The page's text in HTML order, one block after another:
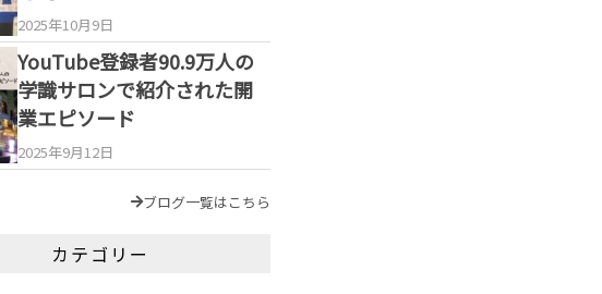
2025年10月9日
YouTube登録者90.9万人の
学識サロンで紹介された開
業エピソード
2025年9月12日
ブログ一覧はこちら
カテゴリー